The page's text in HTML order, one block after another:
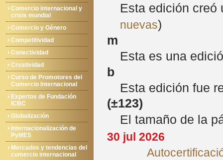
Comercio internacional y
crisis mundial
Comercio y Género
Competitividad
Conectividad
Creatividad
Curso de Promotores del
Comercio Internacional
Expertos de Fundación
ICBC
Globalización
Internacionalización de
PyMES
Mercados y tendencias del
comercio internacional
Esta edición
nuevas)
m
Esta es una
b
Esta edición fue
(±123)
El tamaño de la
30 jul 2026